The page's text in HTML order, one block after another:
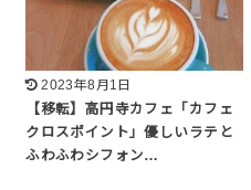
2023年8月1日
【移転】高円寺カフェ「カフェ
クロスポイント」優しいラテと
ふわふわシフォン…